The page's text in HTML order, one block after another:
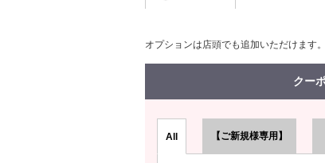
オプションは店頭でも追加いただけます。
クー
All 【ご新規様専用】